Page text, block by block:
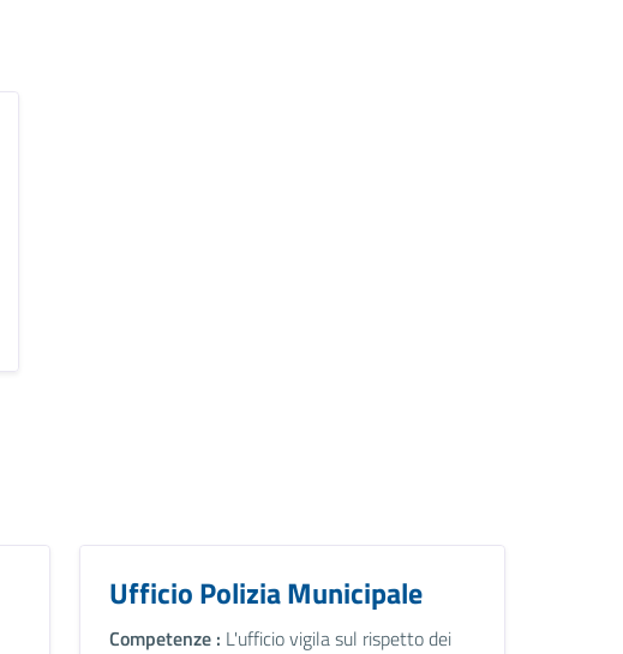
Ufficio Polizia Municipale
Competenze : L'ufficio vigila sul rispetto dei